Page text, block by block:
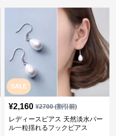
SALE
¥2,160 ¥2700(割引前)
レディースピアス 天然淡水パー
ル一粒揺れるフックピアス